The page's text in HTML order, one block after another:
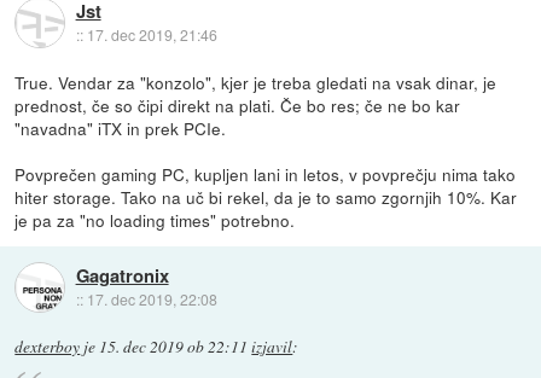
Jst
:: 17. dec 2019, 21:46
True. Vendar za "konzolo", kjer je treba gledati na vsak dinar, je
prednost, če so čipi direkt na plati. Če bo res; če ne bo kar
"navadna" iTX in prek PCIe.
Povprečen gaming PC, kupljen lani in letos, v povprečju nima tako
hiter storage. Tako na uč bi rekel, da je to samo zgornjih 10%. Kar
je pa za "no loading times" potrebno.
Gagatronix
:: 17. dec 2019, 22:08
dexterboy je 15. dec 2019 ob 22:11 izjavil: